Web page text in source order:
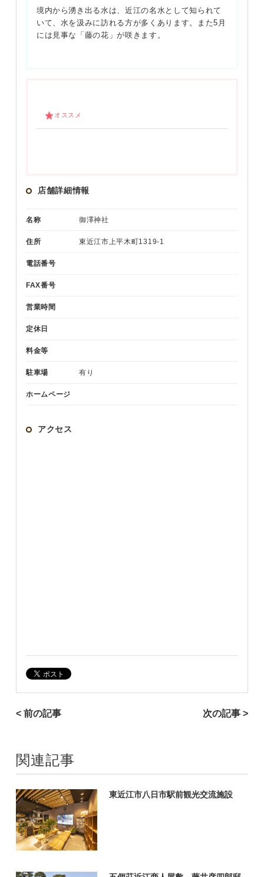
境内から湧き出る水は、近江の名水として知られて
いて、水を汲みに訪れる方が多くあります。また5月
には見事な「藤の花」が咲きます。
オススメ
店舗詳細情報
名称 御澤神社
住所 東近江市上平木町1319-1
電話番号
FAX番号
営業時間
定休日
料金等
駐車場 有り
ホームページ
アクセス
< 前の記事 次の記事 >
関連記事
東近江市八日市駅前観光交流施設